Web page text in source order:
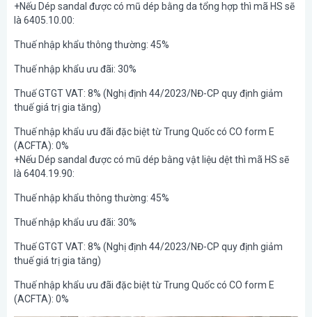
+Nếu Dép sandal được có mũ dép bằng da tổng hợp thì mã HS sẽ
là 6405.10.00:
Thuế nhập khẩu thông thường: 45%
Thuế nhập khẩu ưu đãi: 30%
Thuế GTGT VAT: 8% (Nghị định 44/2023/NĐ-CP quy định giảm
thuế giá trị gia tăng)
Thuế nhập khẩu ưu đãi đặc biệt từ Trung Quốc có CO form E
(ACFTA): 0%
+Nếu Dép sandal được có mũ dép bằng vật liệu dệt thì mã HS sẽ
là 6404.19.90:
Thuế nhập khẩu thông thường: 45%
Thuế nhập khẩu ưu đãi: 30%
Thuế GTGT VAT: 8% (Nghị định 44/2023/NĐ-CP quy định giảm
thuế giá trị gia tăng)
Thuế nhập khẩu ưu đãi đặc biệt từ Trung Quốc có CO form E
(ACFTA): 0%